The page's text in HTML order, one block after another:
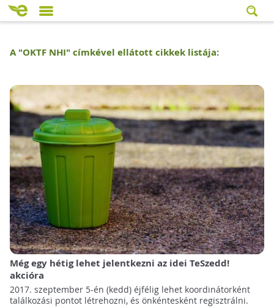
A "OKTF NHI" címkével ellátott cikkek listája:
Még egy hétig lehet jelentkezni az idei TeSzedd!
akcióra
2017. szeptember 5-én (kedd) éjfélig lehet koordinátorként
találkozási pontot létrehozni, és önkéntesként regisztrálni.